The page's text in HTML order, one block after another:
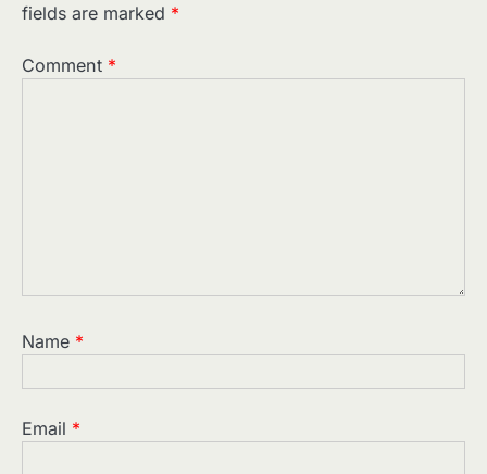
fields are marked *
Comment *
Name *
Email *